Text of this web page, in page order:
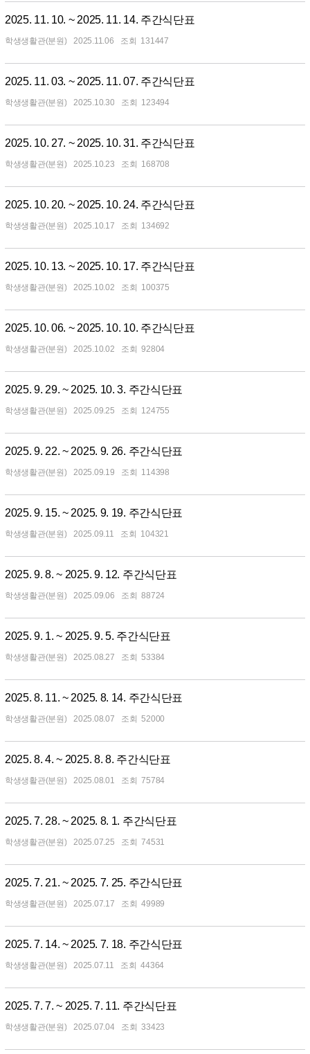
2025. 11. 10. ~ 2025. 11. 14. 주간식단표
학생생활관(분원) 2025.11.06 131447
2025. 11. 03. ~ 2025. 11. 07. 주간식단표
학생생활관(분원) 2025.10.30 123494
2025. 10. 27. ~ 2025. 10. 31. 주간식단표
학생생활관(분원) 2025.10.23 168708
2025. 10. 20. ~ 2025. 10. 24. 주간식단표
학생생활관(분원) 2025.10.17 134692
2025. 10. 13. ~ 2025. 10. 17. 주간식단표
학생생활관(분원) 2025.10.02 100375
2025. 10. 06. ~ 2025. 10. 10. 주간식단표
학생생활관(분원) 2025.10.02 92804
2025. 9. 29. ~ 2025. 10. 3. 주간식단표
학생생활관(분원) 2025.09.25 124755
2025. 9. 22. ~ 2025. 9. 26. 주간식단표
학생생활관(분원) 2025.09.19 114398
2025. 9. 15. ~ 2025. 9. 19. 주간식단표
학생생활관(분원) 2025.09.11 104321
2025. 9. 8. ~ 2025. 9. 12. 주간식단표
학생생활관(분원) 2025.09.06 88724
2025. 9. 1. ~ 2025. 9. 5. 주간식단표
학생생활관(분원) 2025.08.27 53384
2025. 8. 11. ~ 2025. 8. 14. 주간식단표
학생생활관(분원) 2025.08.07 52000
2025. 8. 4. ~ 2025. 8. 8. 주간식단표
학생생활관(분원) 2025.08.01 75784
2025. 7. 28. ~ 2025. 8. 1. 주간식단표
학생생활관(분원) 2025.07.25 74531
2025. 7. 21. ~ 2025. 7. 25. 주간식단표
학생생활관(분원) 2025.07.17 49989
2025. 7. 14. ~ 2025. 7. 18. 주간식단표
학생생활관(분원) 2025.07.11 44364
2025. 7. 7. ~ 2025. 7. 11. 주간식단표
학생생활관(분원) 2025.07.04 33423